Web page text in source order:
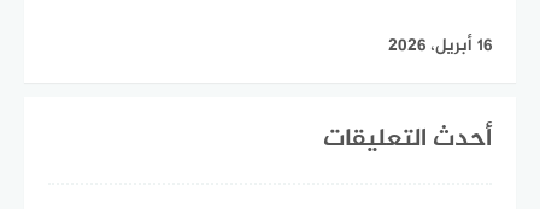
16 أبريل، 2026
أحدث التعليقات